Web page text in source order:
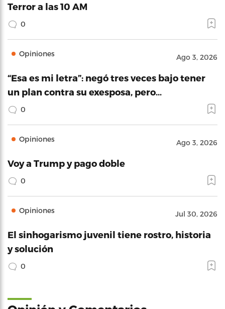
Terror a las 10 AM
0
Opiniones Ago 3, 2026
“Esa es mi letra”: negó tres veces bajo tener
un plan contra su exesposa, pero…
0
Opiniones Ago 3, 2026
Voy a Trump y pago doble
0
Opiniones Jul 30, 2026
El sinhogarismo juvenil tiene rostro, historia
y solución
0